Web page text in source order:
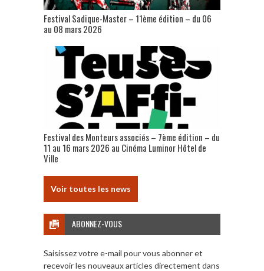
Festival Sadique-Master – 11ème édition – du 06
au 08 mars 2026
Festival des Monteurs associés – 7ème édition – du
11 au 16 mars 2026 au Cinéma Luminor Hôtel de
Ville
Voir toutes les news
ABONNEZ-VOUS
Saisissez votre e-mail pour vous abonner et
recevoir les nouveaux articles directement dans